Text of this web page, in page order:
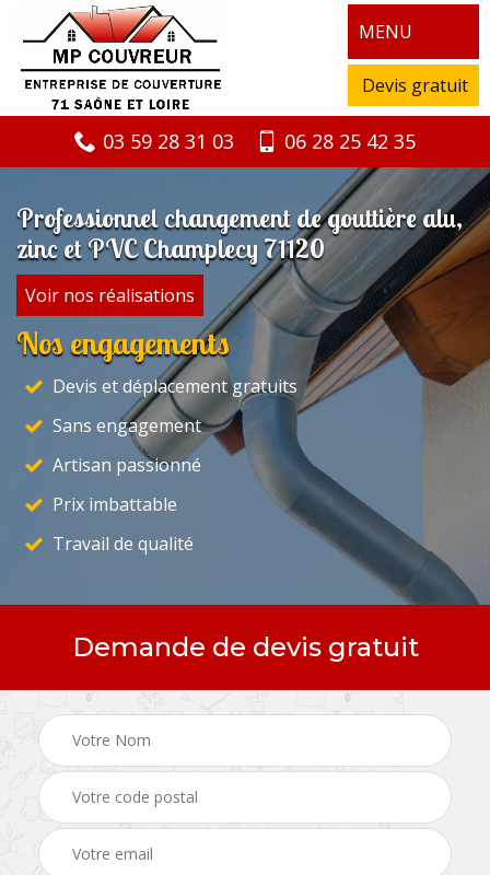
MENU
Devis gratuit
03 59 28 31 03 06 28 25 42 35
Professionnel changement de gouttière alu,
zinc et PVC Champlecy 71120
Voir nos réalisations
Nos engagements
Devis et déplacement gratuits
Sans engagement
Artisan passionné
Prix imbattable
Travail de qualité
Demande de devis gratuit